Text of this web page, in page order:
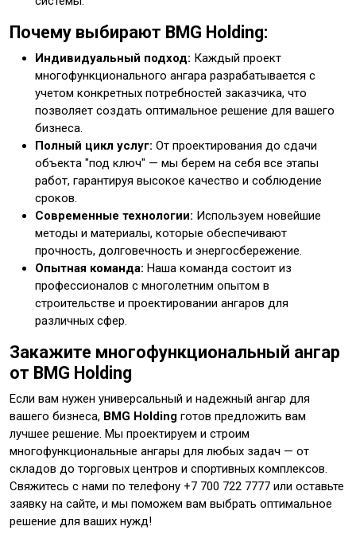
Почему выбирают BMG Holding:
Индивидуальный подход: Каждый проект
многофункционального ангара разрабатывается с
учетом конкретных потребностей заказчика, что
позволяет создать оптимальное решение для вашего
бизнеса.
Полный цикл услуг: От проектирования до сдачи
объекта "под ключ" — мы берем на себя все этапы
работ, гарантируя высокое качество и соблюдение
сроков.
Современные технологии: Используем новейшие
методы и материалы, которые обеспечивают
прочность, долговечность и энергосбережение.
Опытная команда: Наша команда состоит из
профессионалов с многолетним опытом в
строительстве и проектировании ангаров для
различных сфер.
Закажите многофункциональный ангар
от BMG Holding
Если вам нужен универсальный и надежный ангар для
вашего бизнеса, BMG Holding готов предложить вам
лучшее решение. Мы проектируем и строим
многофункциональные ангары для любых задач — от
складов до торговых центров и спортивных комплексов.
Свяжитесь с нами по телефону +7 700 722 7777 или оставьте
заявку на сайте, и мы поможем вам выбрать оптимальное
решение для ваших нужд!